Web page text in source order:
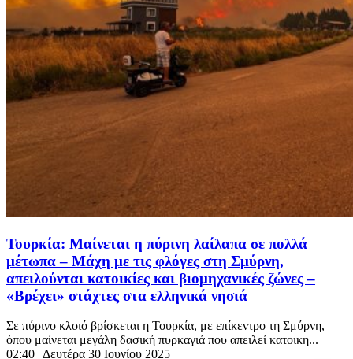
Τουρκία: Μαίνεται η πύρινη λαίλαπα σε πολλά
μέτωπα – Μάχη με τις φλόγες στη Σμύρνη,
απειλούνται κατοικίες και βιομηχανικές ζώνες –
«Βρέχει» στάχτες στα ελληνικά νησιά
Σε πύρινο κλοιό βρίσκεται η Τουρκία, με επίκεντρο τη Σμύρνη,
όπου μαίνεται μεγάλη δασική πυρκαγιά που απειλεί κατοικη...
02:40 | Δευτέρα 30 Ιουνίου 2025